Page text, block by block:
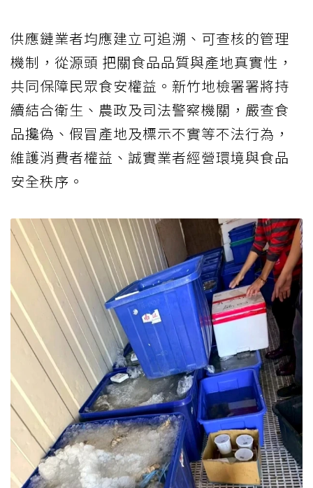
供應鏈業者均應建立可追溯、可查核的管理
機制，從源頭 把關食品品質與產地真實性，
共同保障民眾食安權益。新竹地檢署署將持
續結合衛生、農政及司法警察機關，嚴查食
品攙偽、假冒產地及標示不實等不法行為，
維護消費者權益、誠實業者經營環境與食品
安全秩序。